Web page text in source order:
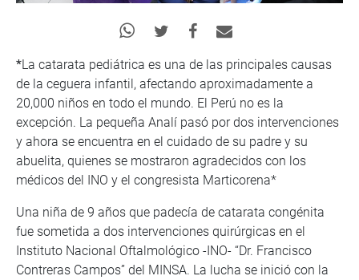
*La catarata pediátrica es una de las principales causas
de la ceguera infantil, afectando aproximadamente a
20,000 niños en todo el mundo. El Perú no es la
excepción. La pequeña Analí pasó por dos intervenciones
y ahora se encuentra en el cuidado de su padre y su
abuelita, quienes se mostraron agradecidos con los
médicos del INO y el congresista Marticorena*
Una niña de 9 años que padecía de catarata congénita
fue sometida a dos intervenciones quirúrgicas en el
Instituto Nacional Oftalmológico -INO- “Dr. Francisco
Contreras Campos” del MINSA. La lucha se inició con la